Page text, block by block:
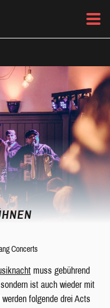
Concerts
muss gebührend
ist auch wieder mit
folgende drei Acts